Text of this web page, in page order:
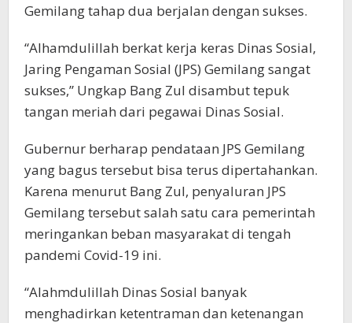
Gemilang tahap dua berjalan dengan sukses.
“Alhamdulillah berkat kerja keras Dinas Sosial,
Jaring Pengaman Sosial (JPS) Gemilang sangat
sukses,” Ungkap Bang Zul disambut tepuk
tangan meriah dari pegawai Dinas Sosial.
Gubernur berharap pendataan JPS Gemilang
yang bagus tersebut bisa terus dipertahankan.
Karena menurut Bang Zul, penyaluran JPS
Gemilang tersebut salah satu cara pemerintah
meringankan beban masyarakat di tengah
pandemi Covid-19 ini.
“Alahmdulillah Dinas Sosial banyak
menghadirkan ketentraman dan ketenangan